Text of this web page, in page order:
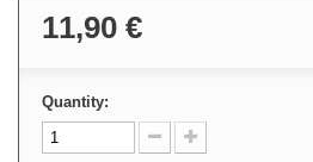
11,90 €
Quantity: